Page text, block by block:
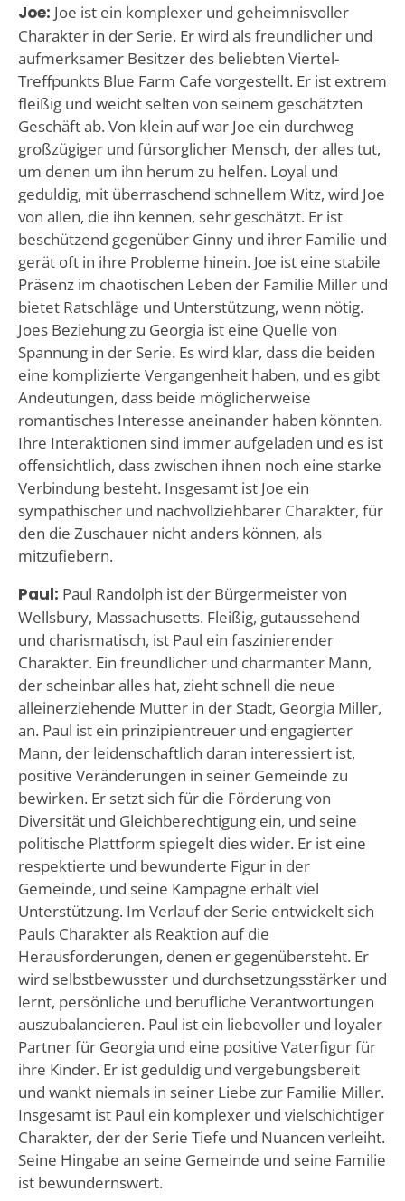
Joe: Joe ist ein komplexer und geheimnisvoller
Charakter in der Serie. Er wird als freundlicher und
aufmerksamer Besitzer des beliebten Viertel-
Treffpunkts Blue Farm Cafe vorgestellt. Er ist extrem
fleißig und weicht selten von seinem geschätzten
Geschäft ab. Von klein auf war Joe ein durchweg
großzügiger und fürsorglicher Mensch, der alles tut,
um denen um ihn herum zu helfen. Loyal und
geduldig, mit überraschend schnellem Witz, wird Joe
von allen, die ihn kennen, sehr geschätzt. Er ist
beschützend gegenüber Ginny und ihrer Familie und
gerät oft in ihre Probleme hinein. Joe ist eine stabile
Präsenz im chaotischen Leben der Familie Miller und
bietet Ratschläge und Unterstützung, wenn nötig.
Joes Beziehung zu Georgia ist eine Quelle von
Spannung in der Serie. Es wird klar, dass die beiden
eine komplizierte Vergangenheit haben, und es gibt
Andeutungen, dass beide möglicherweise
romantisches Interesse aneinander haben könnten.
Ihre Interaktionen sind immer aufgeladen und es ist
offensichtlich, dass zwischen ihnen noch eine starke
Verbindung besteht. Insgesamt ist Joe ein
sympathischer und nachvollziehbarer Charakter, für
den die Zuschauer nicht anders können, als
mitzufiebern.
Paul: Paul Randolph ist der Bürgermeister von
Wellsbury, Massachusetts. Fleißig, gutaussehend
und charismatisch, ist Paul ein faszinierender
Charakter. Ein freundlicher und charmanter Mann,
der scheinbar alles hat, zieht schnell die neue
alleinerziehende Mutter in der Stadt, Georgia Miller,
an. Paul ist ein prinzipientreuer und engagierter
Mann, der leidenschaftlich daran interessiert ist,
positive Veränderungen in seiner Gemeinde zu
bewirken. Er setzt sich für die Förderung von
Diversität und Gleichberechtigung ein, und seine
politische Plattform spiegelt dies wider. Er ist eine
respektierte und bewunderte Figur in der
Gemeinde, und seine Kampagne erhält viel
Unterstützung. Im Verlauf der Serie entwickelt sich
Pauls Charakter als Reaktion auf die
Herausforderungen, denen er gegenübersteht. Er
wird selbstbewusster und durchsetzungsstärker und
lernt, persönliche und berufliche Verantwortungen
auszubalancieren. Paul ist ein liebevoller und loyaler
Partner für Georgia und eine positive Vaterfigur für
ihre Kinder. Er ist geduldig und vergebungsbereit
und wankt niemals in seiner Liebe zur Familie Miller.
Insgesamt ist Paul ein komplexer und vielschichtiger
Charakter, der der Serie Tiefe und Nuancen verleiht.
Seine Hingabe an seine Gemeinde und seine Familie
ist bewundernswert.